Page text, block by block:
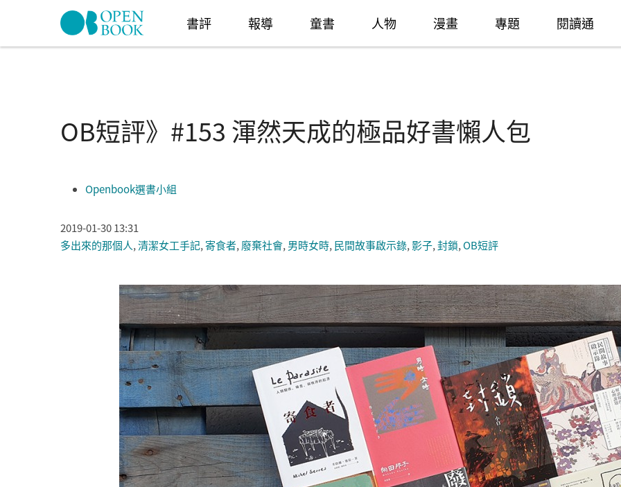
Skip to navigation
書評 報導 童書 人物 漫畫 專題 閱讀通
OB短評》#153 渾然天成的極品好書懶人包
Openbook選書小組
2019-01-30 13:31
多出來的那個人,清潔女工手記,寄食者, 廢棄社會, 男時女時, 民間故事啟示錄,影子,封鎖,OB短評